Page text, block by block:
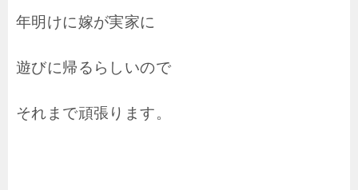
年明けに嫁が実家に
遊びに帰るらしいので
それまで頑張ります。